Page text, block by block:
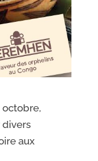
octobre,
divers
aux